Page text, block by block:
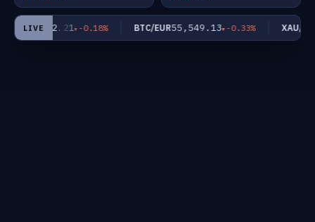
LIVE
JPY182.21 -0.18% BTC/EUR55,549.13 -0.33% XAU/EUR